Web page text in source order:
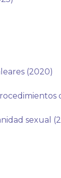
(2020)
sexual